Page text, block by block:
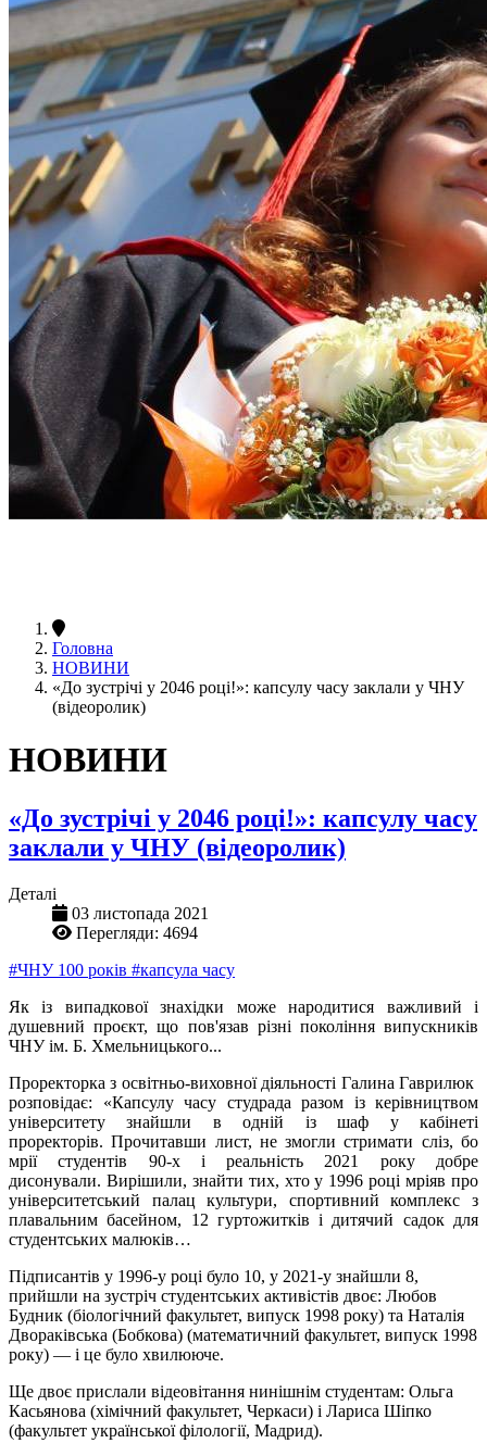
Головна
НОВИНИ
«До зустрічі у 2046 році!»: капсулу часу заклали у ЧНУ
(відеоролик)
НОВИНИ
«До зустрічі у 2046 році!»: капсулу часу
заклали у ЧНУ (відеоролик)
Деталі
03 листопада 2021
Перегляди: 4694
#ЧНУ 100 років #капсула часу
Як із випадкової знахідки може народитися важливий і
душевний проєкт, що пов'язав різні покоління випускників
ЧНУ ім. Б. Хмельницького...
Проректорка з освітньо-виховної діяльності Галина Гаврилюк
розповідає: «Капсулу часу студрада разом із керівництвом
університету знайшли в одній із шаф у кабінеті
проректорів. Прочитавши лист, не змогли стримати сліз, бо
мрії студентів 90-х і реальність 2021 року добре
дисонували. Вирішили, знайти тих, хто у 1996 році мріяв про
університетський палац культури, спортивний комплекс з
плавальним басейном, 12 гуртожитків і дитячий садок для
студентських малюків…
Підписантів у 1996-у році було 10, у 2021-у знайшли 8,
прийшли на зустріч студентських активістів двоє: Любов
Будник (біологічний факультет, випуск 1998 року) та Наталія
Двораківська (Бобкова) (математичний факультет, випуск 1998
року) — і це було хвилююче.
Ще двоє прислали відеовітання нинішнім студентам: Ольга
Касьянова (хімічний факультет, Черкаси) і Лариса Шіпко
(факультет української філології, Мадрид).